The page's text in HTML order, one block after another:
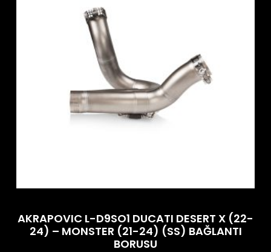
AKRAPOVIC L-D9SO1 DUCATI DESERT X (22-
24) – MONSTER (21-24) (SS) BAĞLANTI
BORUSU